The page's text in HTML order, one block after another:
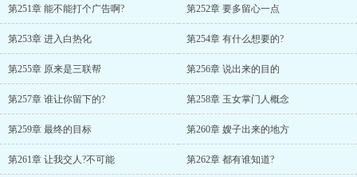
第251章 能不能打个广告啊? 第252章 要多留心一点
第253章 进入白热化 第254章 有什么想要的?
第255章 原来是三联帮 第256章 说出来的目的
第257章 谁让你留下的? 第258章 玉女掌门人概念
第259章 最终的目标 第260章 嫂子出来的地方
第261章 让我交人?不可能 第262章 都有谁知道?